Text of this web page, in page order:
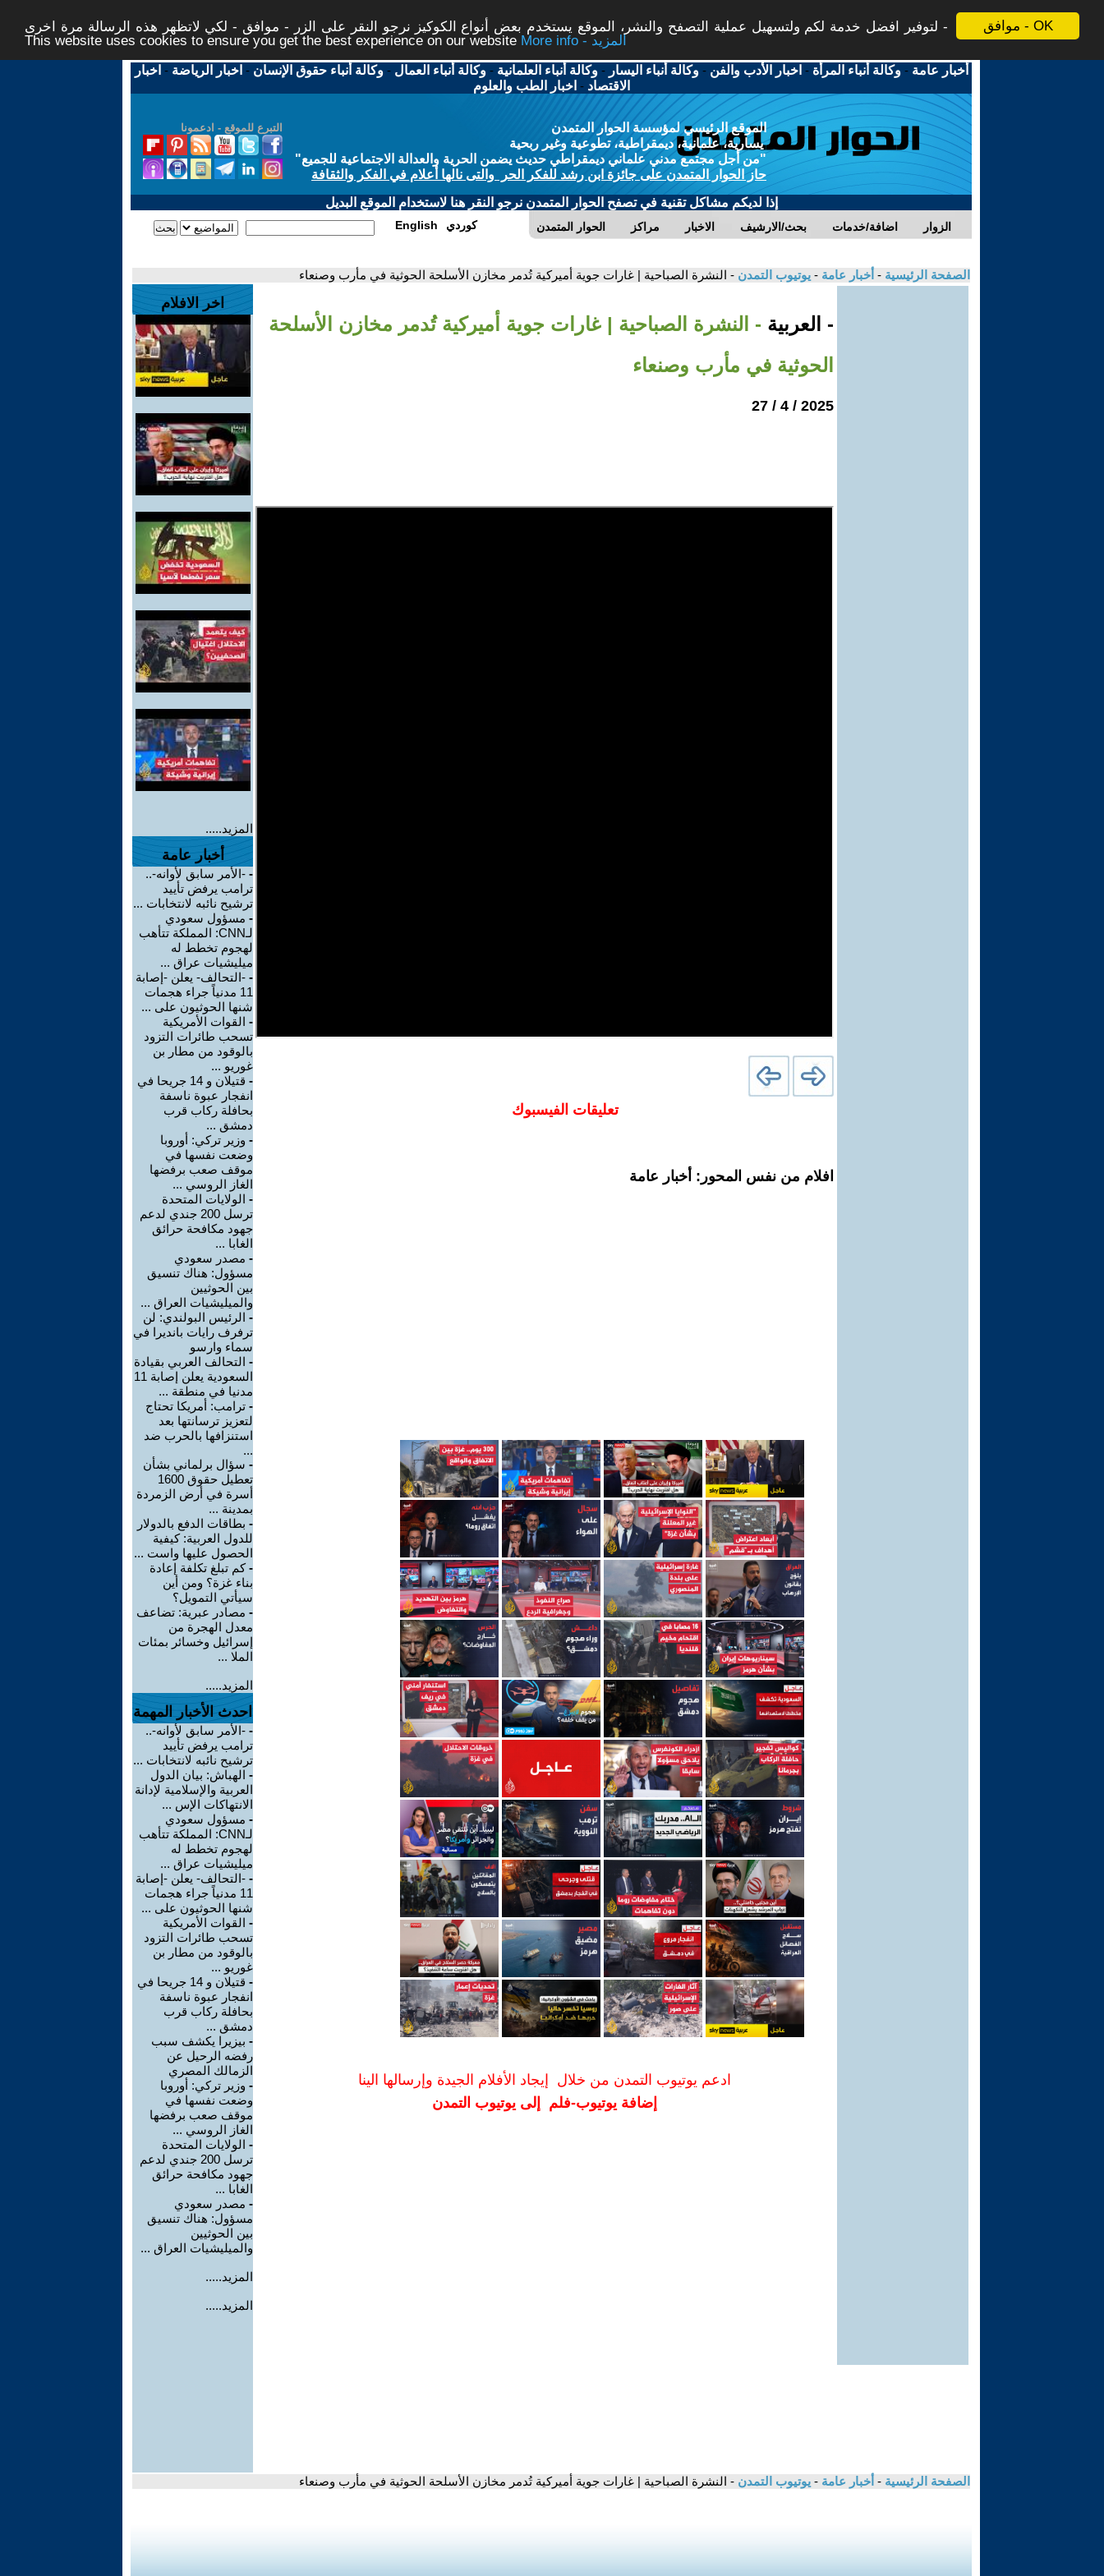
موافق - OK
لتوفير افضل خدمة لكم ولتسهيل عملية التصفح والنشر، الموقع يستخدم بعض أنواع الكوكيز نرجو النقر على الزر - موافق - لكي لاتظهر هذه الرسالة مرة اخرى -
This website uses cookies to ensure you get the best experience on our website
More info - المزيد
أخبار عامة -وكالة أنباء المرأة - اخبار الأدب والفن -وكالة أنباء اليسار -وكالة أنباء العلمانية -وكالة أنباء العمال -وكالة أنباء حقوق الإنسان - اخبار الرياضة - اخبار
الاقتصاد - اخبار الطب والعلوم
التبرع للموقع - ادعمونا
الموقع الرئيسي لمؤسسة الحوار المتمدن
يسارية، علمانية، ديمقراطية، تطوعية وغير ربحية
"من أجل مجتمع مدني علماني ديمقراطي حديث يضمن الحرية والعدالة الاجتماعية للجميع"
حاز الحوار المتمدن على جائزة ابن رشد للفكر الحر والتى نالها أعلام في الفكر والثقافة
إذا لديكم مشاكل تقنية في تصفح الحوار المتمدن نرجو النقر هنا لاستخدام الموقع البديل
الحوار المتمدن مراكز الاخبار بحث/الارشيف اضافة/خدمات الزوار English كوردي
الصفحة الرئيسية - أخبار عامة - يوتيوب التمدن - النشرة الصباحية | غارات جوية أميركية تُدمر مخازن الأسلحة الحوثية في مأرب وصنعاء
- العربية - النشرة الصباحية | غارات جوية أميركية تُدمر مخازن الأسلحة
الحوثية في مأرب وصنعاء
2025 / 4 / 27
تعليقات الفيسبوك
افلام من نفس المحور: أخبار عامة
ادعم يوتيوب التمدن من خلال إيجاد الأفلام الجيدة وإرسالها الينا
إضافة يوتيوب-فلم إلى يوتيوب التمدن
اخر الافلام
المزيد.....
أخبار عامة
- -الأمر سابق لأوانه-..
ترامب يرفض تأييد
ترشيح نائبه لانتخابات ...
- مسؤول سعودي
لـCNN: المملكة تتأهب
لهجوم تخطط له
ميليشيات عراق ...
- -التحالف- يعلن -إصابة
11 مدنياً جراء هجمات
شنها الحوثيون على ...
- القوات الأمريكية
تسحب طائرات التزود
بالوقود من مطار بن
غوريو ...
-
قتيلان و 14 جريحا في
انفجار عبوة ناسفة
بحافلة ركاب قرب
دمشق ...
- وزير تركي: أوروبا
وضعت نفسها في
موقف صعب برفضها
الغاز الروسي ...
- الولايات المتحدة
ترسل 200 جندي لدعم
جهود مكافحة حرائق
الغابا ...
- مصدر سعودي
مسؤول: هناك تنسيق
بين الحوثيين
والميليشيات العراق ...
- الرئيس البولندي: لن
ترفرف رايات بانديرا في
سماء وارسو
- التحالف العربي بقيادة
السعودية يعلن إصابة 11
مدنيا في منطقة ...
- ترامب: أمريكا تحتاج
لتعزيز ترسانتها بعد
استنزافها بالحرب ضد
...
- سؤال برلماني بشأن
تعطيل حقوق 1600
أسرة في أرض الزمردة
بمدينة ...
- بطاقات الدفع بالدولار
للدول العربية: كيفية
الحصول عليها واست ...
-كم تبلغ تكلفة إعادة
بناء غزة؟ ومن أين
سيأتي التمويل؟
- مصادر عبرية: تضاعف
معدل الهجرة من
إسرائيل وخسائر بمئات
الملا ...
المزيد.....
احدث الأخبار المهمة
- -الأمر سابق لأوانه-..
ترامب يرفض تأييد
ترشيح نائبه لانتخابات ...
- الهباش: بيان الدول
العربية والإسلامية لإدانة
الانتهاكات الإس ...
- مسؤول سعودي
لـCNN: المملكة تتأهب
لهجوم تخطط له
ميليشيات عراق ...
- -التحالف- يعلن -إصابة
11 مدنياً جراء هجمات
شنها الحوثيون على ...
- القوات الأمريكية
تسحب طائرات التزود
بالوقود من مطار بن
غوريو ...
-
قتيلان و 14 جريحا في
انفجار عبوة ناسفة
بحافلة ركاب قرب
دمشق ...
- بيزيرا يكشف سبب
رفضه الرحيل عن
الزمالك المصري
- وزير تركي: أوروبا
وضعت نفسها في
موقف صعب برفضها
الغاز الروسي ...
- الولايات المتحدة
ترسل 200 جندي لدعم
جهود مكافحة حرائق
الغابا ...
- مصدر سعودي
مسؤول: هناك تنسيق
بين الحوثيين
والميليشيات العراق ...
المزيد.....
المزيد.....
الصفحة الرئيسية - أخبار عامة - يوتيوب التمدن - النشرة الصباحية | غارات جوية أميركية تُدمر مخازن الأسلحة الحوثية في مأرب وصنعاء